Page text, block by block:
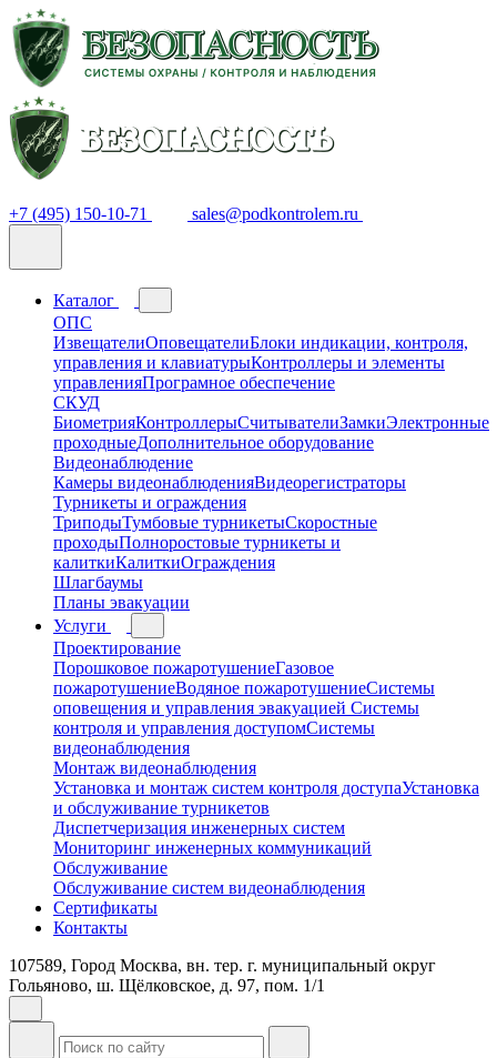
+7 (495) 150-10-71 sales@podkontrolem.ru
Каталог
ОПС
ИзвещателиОповещателиБлоки индикации, контроля,
управления и клавиатурыКонтроллеры и элементы
управленияПрограмное обеспечение
СКУД
БиометрияКонтроллерыСчитывателиЗамкиЭлектронные
проходныеДополнительное оборудование
Видеонаблюдение
Камеры видеонаблюденияВидеорегистраторы
Турникеты и ограждения
ТриподыТумбовые турникетыСкоростные
проходыПолноростовые турникеты и
калиткиКалиткиОграждения
Шлагбаумы
Планы эвакуации
Услуги
Проектирование
Порошковое пожаротушениеГазовое
пожаротушениеВодяное пожаротушениеСистемы
оповещения и управления эвакуацией Системы
контроля и управления доступомСистемы
видеонаблюдения
Монтаж видеонаблюдения
Установка и монтаж систем контроля доступаУстановка
и обслуживание турникетов
Диспетчеризация инженерных систем
Мониторинг инженерных коммуникаций
Обслуживание
Обслуживание систем видеонаблюдения
Сертификаты
Контакты
107589, Город Москва, вн. тер. г. муниципальный округ
Гольяново, ш. Щёлковское, д. 97, пом. 1/1